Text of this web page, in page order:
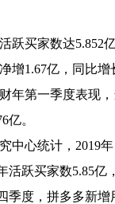
跃买家数达5.852
增1.67亿，同比增
年第一季度表现
亿。
中心统计，2019
活跃买家数5.85亿
季度，拼多多新增